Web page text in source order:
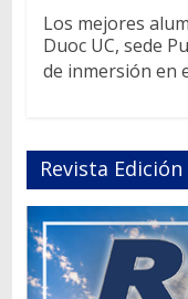
Los mejores
Duoc UC, sede
de inmersión en
Revista Edición